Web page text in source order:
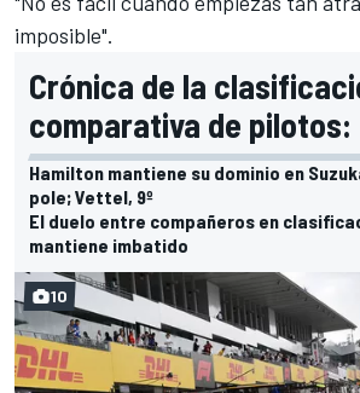
imposible".
Crónica de la
comparativa de pilotos:
Hamilton mantiene su dominio en
pole; Vettel, 9º
El duelo entre compañeros en
mantiene imbatido
10